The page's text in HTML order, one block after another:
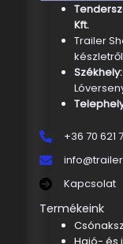
Kft.
Trailer
készletről
Székhely:
+36 70 621
Kapcsolat
Termékeink